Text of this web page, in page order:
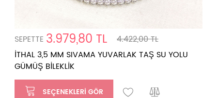
SEPETTE 3.979,80 TL
4.422,00 TL
İTHAL 3,5 MM SIVAMA YUVARLAK TAŞ SU YOLU
GÜMÜŞ BİLEKLİK
SEÇENEKLERI GÖR